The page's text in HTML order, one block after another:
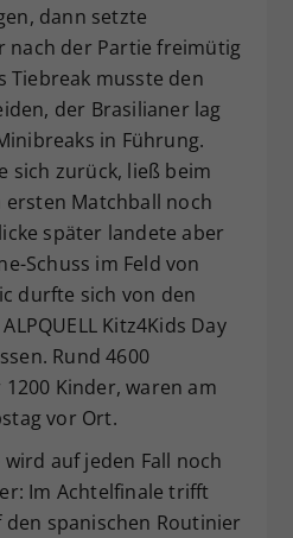
dann setzte
nach der Partie freimütig
Tiebreak musste den
der Brasilianer lag
in Führung.
sich zurück, ließ beim
ersten Matchball noch
später landete aber
Schuss im Feld von
durfte sich von den
Kitz4Kids Day
Rund 4600
Kinder, waren am
vor Ort.
auf jeden Fall noch
Im Achtelfinale trifft
spanischen Routinier